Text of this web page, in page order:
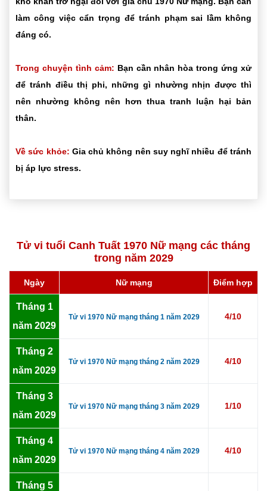
làm công việc cẩn trọng để tránh phạm sai lầm không
đáng có.
Trong chuyện tình cảm: Bạn cần nhân hòa trong ứng xử
để tránh điều thị phi, những gì nhường nhịn được thì
nên nhường không nên hơn thua tranh luận hại bản
thân.
Về sức khỏe: Gia chủ không nên suy nghĩ nhiều để tránh
bị áp lực stress.
Tử vi tuổi Canh Tuất 1970 Nữ mạng các tháng
trong năm 2029
Ngày Nữ mạng Điểm hợp
Tháng 1
năm 2029
Tử vi 1970 Nữ mạng tháng 1 năm 2029 4/10
Tháng 2
năm 2029
Tử vi 1970 Nữ mạng tháng 2 năm 2029 4/10
Tháng 3
năm 2029
Tử vi 1970 Nữ mạng tháng 3 năm 2029 1/10
Tháng 4
năm 2029
Tử vi 1970 Nữ mạng tháng 4 năm 2029 4/10
Tháng 5